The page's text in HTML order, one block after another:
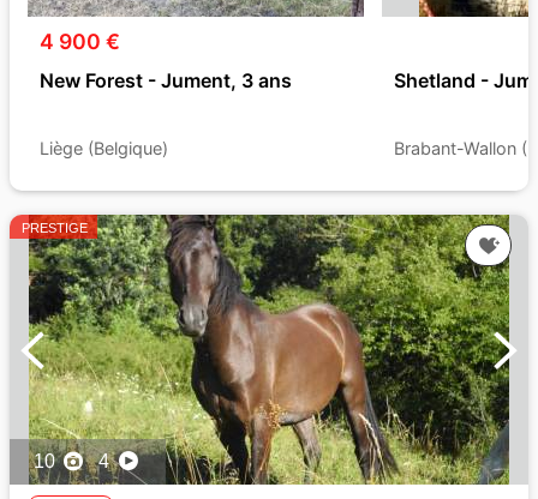
4 900 €
New Forest - Jument, 3 ans
Liège (Belgique)
Shetland -
Brabant-Wallon
PRESTIGE
10 4